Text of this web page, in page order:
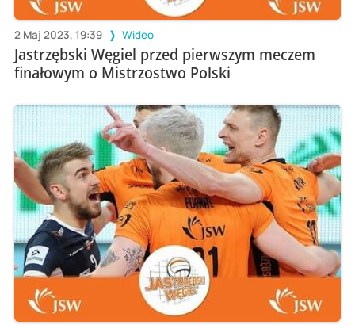
2 Maj 2023, 19:39 Wideo
Jastrzębski Węgiel przed pierwszym meczem
finałowym o Mistrzostwo Polski